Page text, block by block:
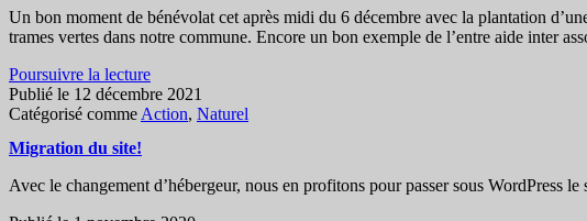
Un bon moment de bénévolat cet après midi du 6 décembre avec la plantation
trames vertes dans notre commune. Encore un bon exemple de l’entre aide inter
Poursuivre la lecturePlanter
une
haie
Publié le 12 décembre 2021
Catégorisé comme Action, Naturel
Migration du site!
Avec le changement d’hébergeur, nous en profitons pour passer sous WordPress